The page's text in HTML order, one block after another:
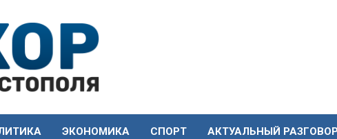
ЭКОНОМИКА СПОРТ АКТУАЛЬНЫЙ РАЗГОВОР